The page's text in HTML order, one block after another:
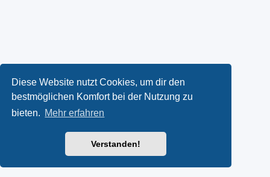
Diese Website nutzt Cookies, um dir den
bestmöglichen Komfort bei der Nutzung zu
bieten. Mehr erfahren
Verstanden!